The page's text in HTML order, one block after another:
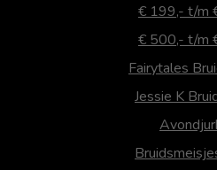
€ 199,- t/m
€ 500,- t/m
Fairytales
Jessie K